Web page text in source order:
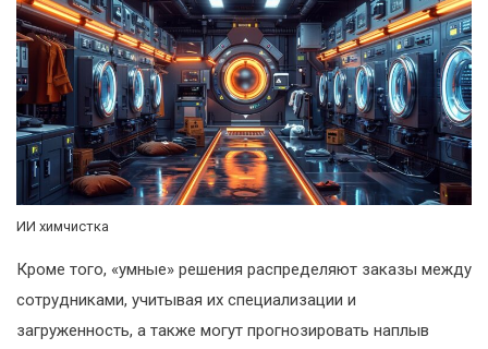
ИИ химчистка
Кроме того, «умные» решения распределяют заказы между
сотрудниками, учитывая их специализации и
загруженность, а также могут прогнозировать наплыв